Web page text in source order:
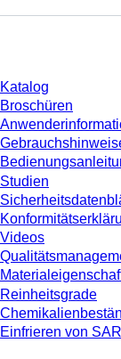
Katalog
Broschüren
Studien
Videos
Reinheitsgrade
Einfrieren von